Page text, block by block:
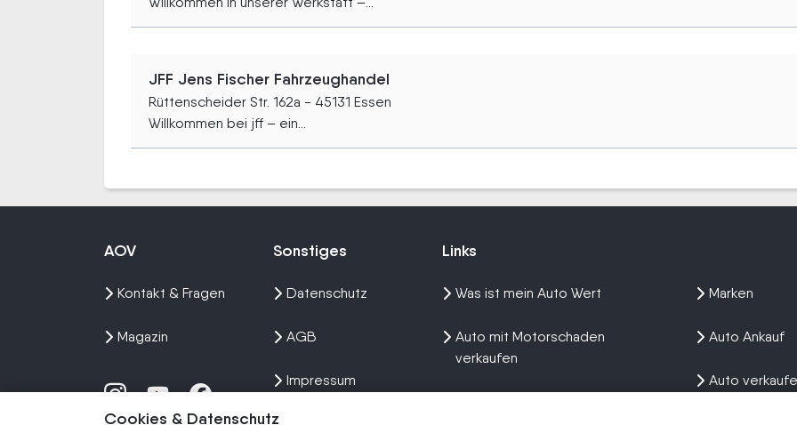
JFF Jens Fischer Fahrzeughandel
Rüttenscheider Str. 162a - 45131 Essen
Willkommen bei jff – ein...
Cookies & Datenschutz
AOV
Kontakt & Fragen
Magazin
Sonstiges
Datenschutz
AGB
Impressum
Links
Was ist mein Auto Wert
Auto mit Motorschaden
verkaufen
Marken
Auto Ankauf
Auto